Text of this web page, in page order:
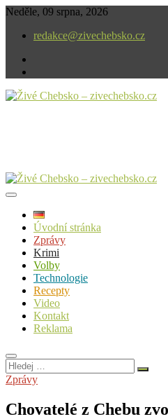
Skip
content
Neděle, 09 srpna, 2026
redakce@zivechebsko.cz
Úvodní stránka
Zprávy
Krimi
Volby
Technologie
Recepty
Video
Kontakt
Reklama
Hledej
…
Zprávy
Chovatelé z Chebu